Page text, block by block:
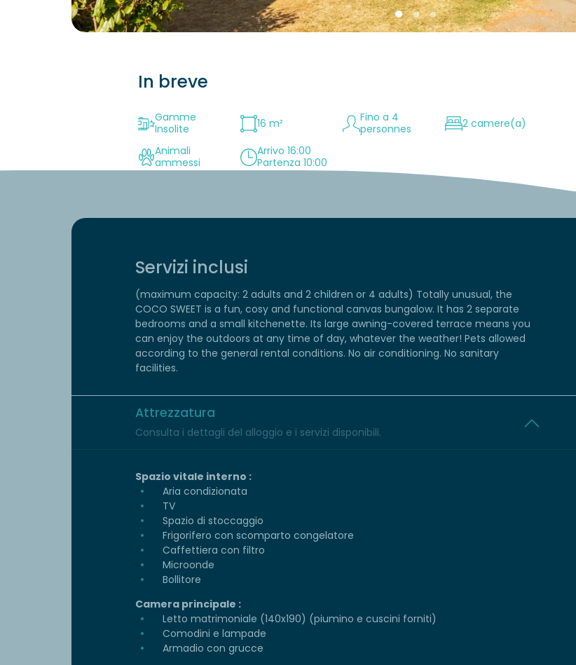
In breve
Gamme
Insolite
16 m²
Fino a 4
personnes
2 camere(a)
Animali
ammessi
Arrivo 16:00
Partenza 10:00
Servizi inclusi
(maximum capacity: 2 adults and 2 children or 4 adults) Totally unusual, the
COCO SWEET is a fun, cosy and functional canvas bungalow. It has 2 separate
bedrooms and a small kitchenette. Its large awning-covered terrace means you
can enjoy the outdoors at any time of day, whatever the weather! Pets allowed
according to the general rental conditions. No air conditioning. No sanitary
facilities.
Attrezzatura
Consulta i dettagli del alloggio e i servizi disponibili.
Spazio vitale interno :
Aria condizionata
TV
Spazio di stoccaggio
Frigorifero con scomparto congelatore
Caffettiera con filtro
Microonde
Bollitore
Camera principale :
Letto matrimoniale (140x190) (piumino e cuscini forniti)
Comodini e lampade
Armadio con grucce